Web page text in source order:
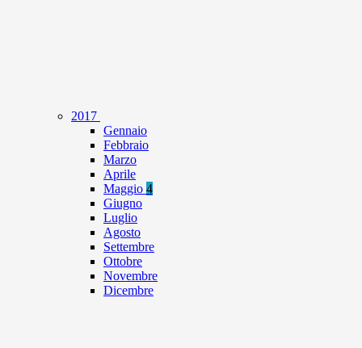
2017
Gennaio
Febbraio
Marzo
Aprile
Maggio 4
Giugno
Luglio
Agosto
Settembre
Ottobre
Novembre
Dicembre